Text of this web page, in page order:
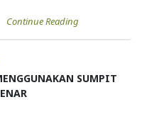
Continue Reading
SUMPIT